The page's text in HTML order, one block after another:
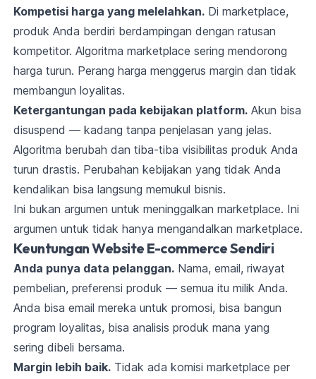
Kompetisi harga yang melelahkan.Di marketplace,
produk Anda berdiri berdampingan dengan ratusan
kompetitor. Algoritma marketplace sering mendorong
harga turun. Perang harga menggerus margin dan tidak
membangun loyalitas.
Ketergantungan pada kebijakan platform.Akun bisa
disuspend — kadang tanpa penjelasan yang jelas.
Algoritma berubah dan tiba-tiba visibilitas produk Anda
turun drastis. Perubahan kebijakan yang tidak Anda
kendalikan bisa langsung memukul bisnis.
Ini bukan argumen untuk meninggalkan marketplace. Ini
argumen untuk tidak hanya mengandalkan marketplace.
Keuntungan Website E-commerce Sendiri
Anda punya data pelanggan.Nama, email, riwayat
pembelian, preferensi produk — semua itu milik Anda.
Anda bisa email mereka untuk promosi, bisa bangun
program loyalitas, bisa analisis produk mana yang
sering dibeli bersama.
Margin lebih baik.Tidak ada komisi marketplace per